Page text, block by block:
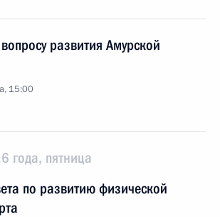
развития Амурской
15:00
года, пятница
по развитию физической